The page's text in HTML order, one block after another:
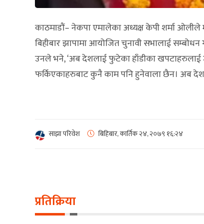
काठमाडौं– नेकपा एमालेका अध्यक्ष केपी शर्मा ओलीले
बिहीबार झापामा आयोजित चुनावी सभालाई
उनले भने, ‘अब देशलाई फुटेका हाँडीका खपटाहरुलाई
फर्किएकाहरुबाट कुनै काम पनि हुनेवाला छैन। अब
साझा परिवेश बिहिबार, कार्तिक २४, २०७९ १६:२४
प्रतिक्रिया